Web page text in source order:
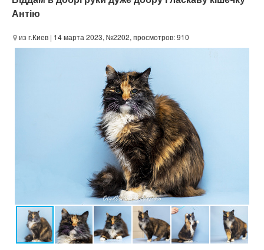
Антію
из г.Киев | 14 марта 2023, №2202, просмотров: 910